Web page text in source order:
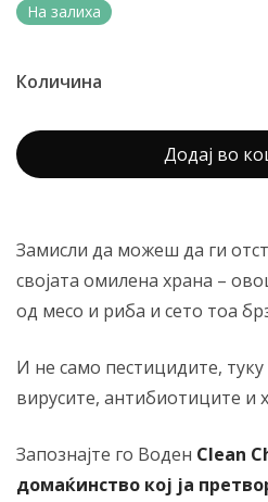
На залиха
Количина
Додај во
Замисли да можеш да ги
својата омилена храна –
од месо и риба и сето тоа
И не само пестицидите,
вирусите, антибиотиците и
Запознајте го Воден Clean
домаќинство кој ја